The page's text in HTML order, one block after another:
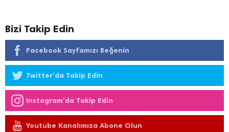
Bizi Takip Edin
Facebook Sayfamızı Beğenin
Twitter'da Takip Edin
Instagram'da Takip Edin
Youtube Kanalımıza Abone Olun